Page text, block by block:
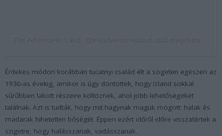
Érdekes módon korábban tucatnyi család élt a szigeten egészen az
1930-as évekig, amikor is úgy döntöttek, hogy Izland sokkal
sűrűbben lakott részeire költöznek, ahol jobb lehetőségeket
találnak. Azt is tudták, hogy mit hagynak maguk mögött: halak és
madarak hihetetlen bőségét. Éppen ezért időről időre visszatértek a
szigetre, hogy halásszanak, vadásszanak.